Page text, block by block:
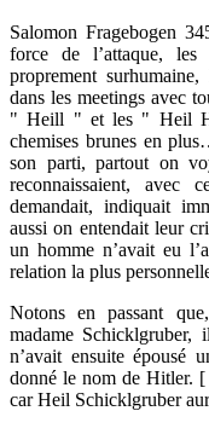
Salomon Fragebogen
force de l’attaque, les
proprement
dans les meetings avec
" Heill " et les " Heil
chemises brunes en
son parti, partout on
reconnaissaient, avec
demandait, indiquait
aussi on entendait leur
un homme n’avait eu
relation la plus
Notons en passant
madame
n’avait ensuite épousé
donné le nom de Hitler.
car Heil Schicklgruber